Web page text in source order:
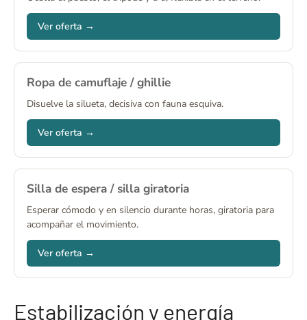
Ver oferta →
Ropa de camuflaje / ghillie
Disuelve la silueta, decisiva con fauna esquiva.
Ver oferta →
Silla de espera / silla giratoria
Esperar cómodo y en silencio durante horas, giratoria para
acompañar el movimiento.
Ver oferta →
Estabilización y energía